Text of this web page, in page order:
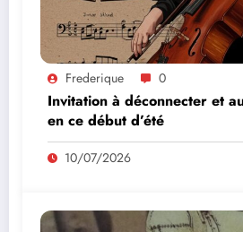
Frederique 0
Invitation à déconnecter et
en ce début d’été
10/07/2026